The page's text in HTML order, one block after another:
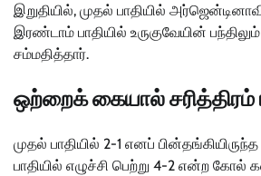
இறுதியில், முதல் பாதியில்
இரண்டாம் பாதியில் உருகுவேயின்
சம்மதித்தார்.
ஒற்றைக் கையால்
முதல் பாதியில் 2-1 எனப்
பாதியில் எழுச்சி பெற்று 4-2 என்ற கோல்